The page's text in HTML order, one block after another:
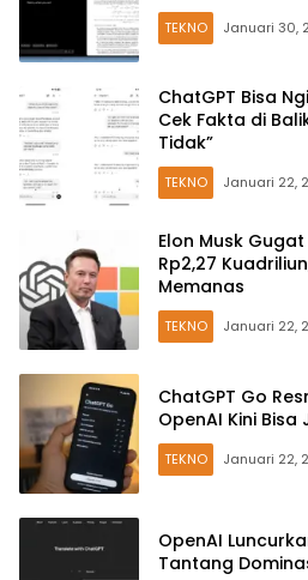
TEKNO Januari 30,
ChatGPT Bisa
Cek Fakta di
Tidak”
TEKNO Januari 22,
Elon Musk
Rp2,27
Memanas
TEKNO Januari 22,
ChatGPT Go
OpenAI Kini Bisa
TEKNO Januari 22,
OpenAI
Tantang